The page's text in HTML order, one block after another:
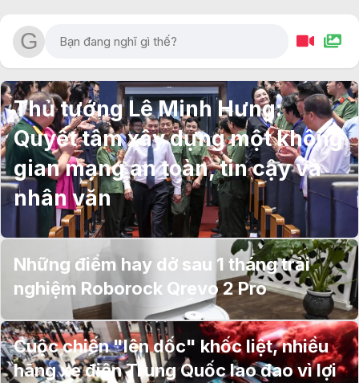
Thủ tướng Lê Minh Hưng:
Quyết tâm xây dựng một không
gian mạng an toàn, tin cậy và
nhân văn
Những điểm hay dở sau 1 tháng trải
nghiệm Roborock Qrevo 2 Pro
Cuộc chiến "lên dốc" khốc liệt, nhiều
hãng xe điện Trung Quốc lao đao vì lợi